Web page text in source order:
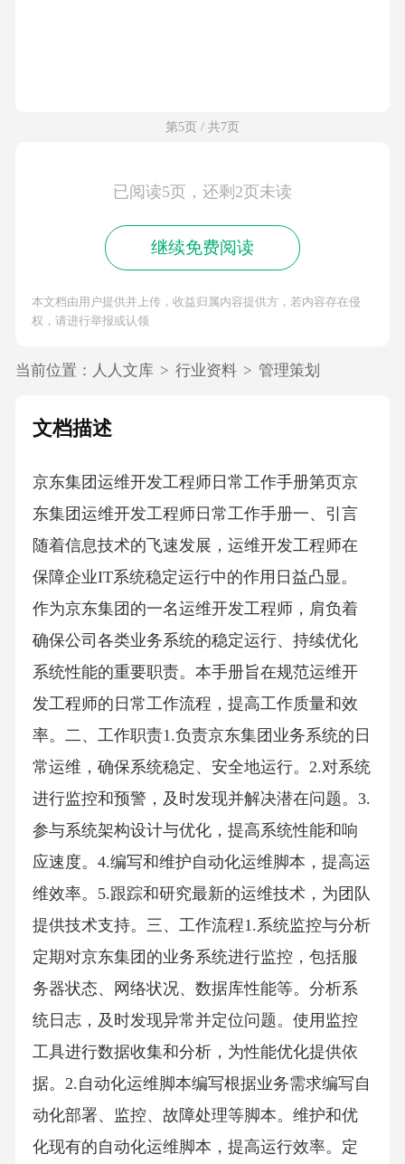
第5页 / 共7页
已阅读5页，还剩2页未读
继续免费阅读
本文档由用户提供并上传，收益归属内容提供方，若内容存在侵
权，请进行举报或认领
当前位置： 人人文库 > 行业资料 > 管理策划
文档描述
京东集团运维开发工程师日常工作手册第页京
东集团运维开发工程师日常工作手册一、引言
随着信息技术的飞速发展，运维开发工程师在
保障企业IT系统稳定运行中的作用日益凸显。
作为京东集团的一名运维开发工程师，肩负着
确保公司各类业务系统的稳定运行、持续优化
系统性能的重要职责。本手册旨在规范运维开
发工程师的日常工作流程，提高工作质量和效
率。二、工作职责1.负责京东集团业务系统的日
常运维，确保系统稳定、安全地运行。2.对系统
进行监控和预警，及时发现并解决潜在问题。3.
参与系统架构设计与优化，提高系统性能和响
应速度。4.编写和维护自动化运维脚本，提高运
维效率。5.跟踪和研究最新的运维技术，为团队
提供技术支持。三、工作流程1.系统监控与分析
定期对京东集团的业务系统进行监控，包括服
务器状态、网络状况、数据库性能等。分析系
统日志，及时发现异常并定位问题。使用监控
工具进行数据收集和分析，为性能优化提供依
据。2.自动化运维脚本编写根据业务需求编写自
动化部署、监控、故障处理等脚本。维护和优
化现有的自动化运维脚本，提高运行效率。定